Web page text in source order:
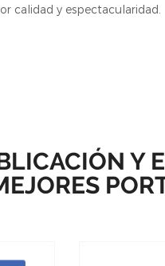
calidad y espectacularidad.
Y